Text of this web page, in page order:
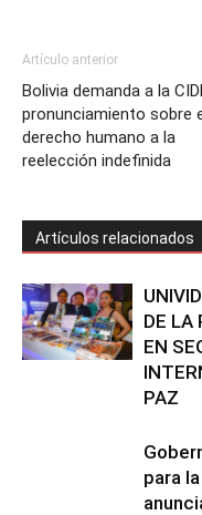
Artículo anterior
Bolivia demanda a la
pronunciamiento sobre
derecho humano a la
reelección indefinida
Artículos relacionados
DE LA
EN
PAZ
para